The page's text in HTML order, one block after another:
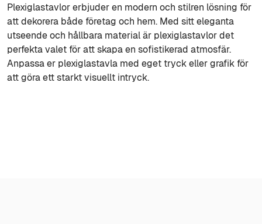
Plexiglastavlor erbjuder en modern och stilren lösning för
att dekorera både företag och hem. Med sitt eleganta
utseende och hållbara material är plexiglastavlor det
perfekta valet för att skapa en sofistikerad atmosfär.
Anpassa er plexiglastavla med eget tryck eller grafik för
att göra ett starkt visuellt intryck.